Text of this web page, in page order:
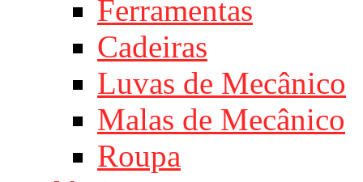
Ferramentas
Cadeiras
Luvas de Mecânico
Malas de Mecânico
Roupa